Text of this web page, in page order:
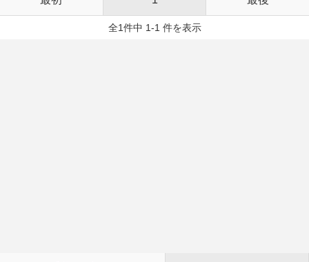
全1件中 1-1 件を表示